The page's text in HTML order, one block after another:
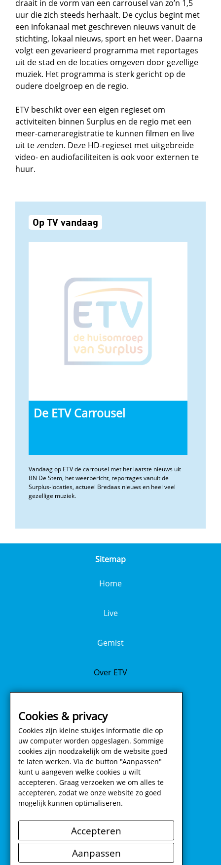
draait in de vorm van een carrousel van zo’n 1,5
uur die zich steeds herhaalt. De cyclus begint met
een infokanaal met geschreven nieuws vanuit de
stichting, lokaal nieuws, sport en het weer. Daarna
volgt een gevarieerd programma met reportages
uit de stad en de locaties omgeven door gezellige
muziek. Het programma is sterk gericht op de
oudere doelgroep en de regio.
ETV beschikt over een eigen regieset om
activiteiten binnen Surplus en de regio met een
meer-cameraregistratie te kunnen filmen en live
uit te zenden. Deze HD-regieset met uitgebreide
video- en audiofaciliteiten is ook voor externen te
huur.
Op TV vandaag
De ETV Carrousel
Vandaag op ETV de carrousel met het laatste nieuws uit
BN De Stem, het weerbericht, reportages vanuit de
Surplus-locaties, actueel Bredaas nieuws en heel veel
gezellige muziek.
Sitemap
Home
Live
Gemist
Over ETV
Contact
Cookie instellingen
Ontwikkeld door SatDesign
Cookies & privacy
Cookies zijn kleine stukjes informatie die op
uw computer worden opgeslagen. Sommige
cookies zijn noodzakelijk om de website goed
te laten werken. Via de button "Aanpassen"
kunt u aangeven welke cookies u wilt
accepteren. Graag verzoeken we om alles te
accepteren, zodat we onze website zo goed
mogelijk kunnen optimaliseren.
Accepteren
Aanpassen